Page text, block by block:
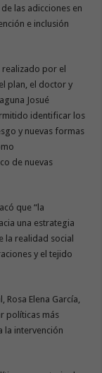
las adicciones en
e inclusión
realizado por el
plan, el doctor y
Josué
identificar los
y nuevas formas
de nuevas
que “la
una estrategia
la realidad social
y el tejido
Elena García,
políticas más
la intervención